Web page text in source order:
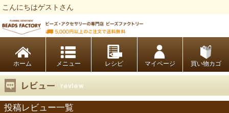
こんにちはゲストさん
ホーム レシピ マイページ 買い物カゴ
投稿レビュー一覧